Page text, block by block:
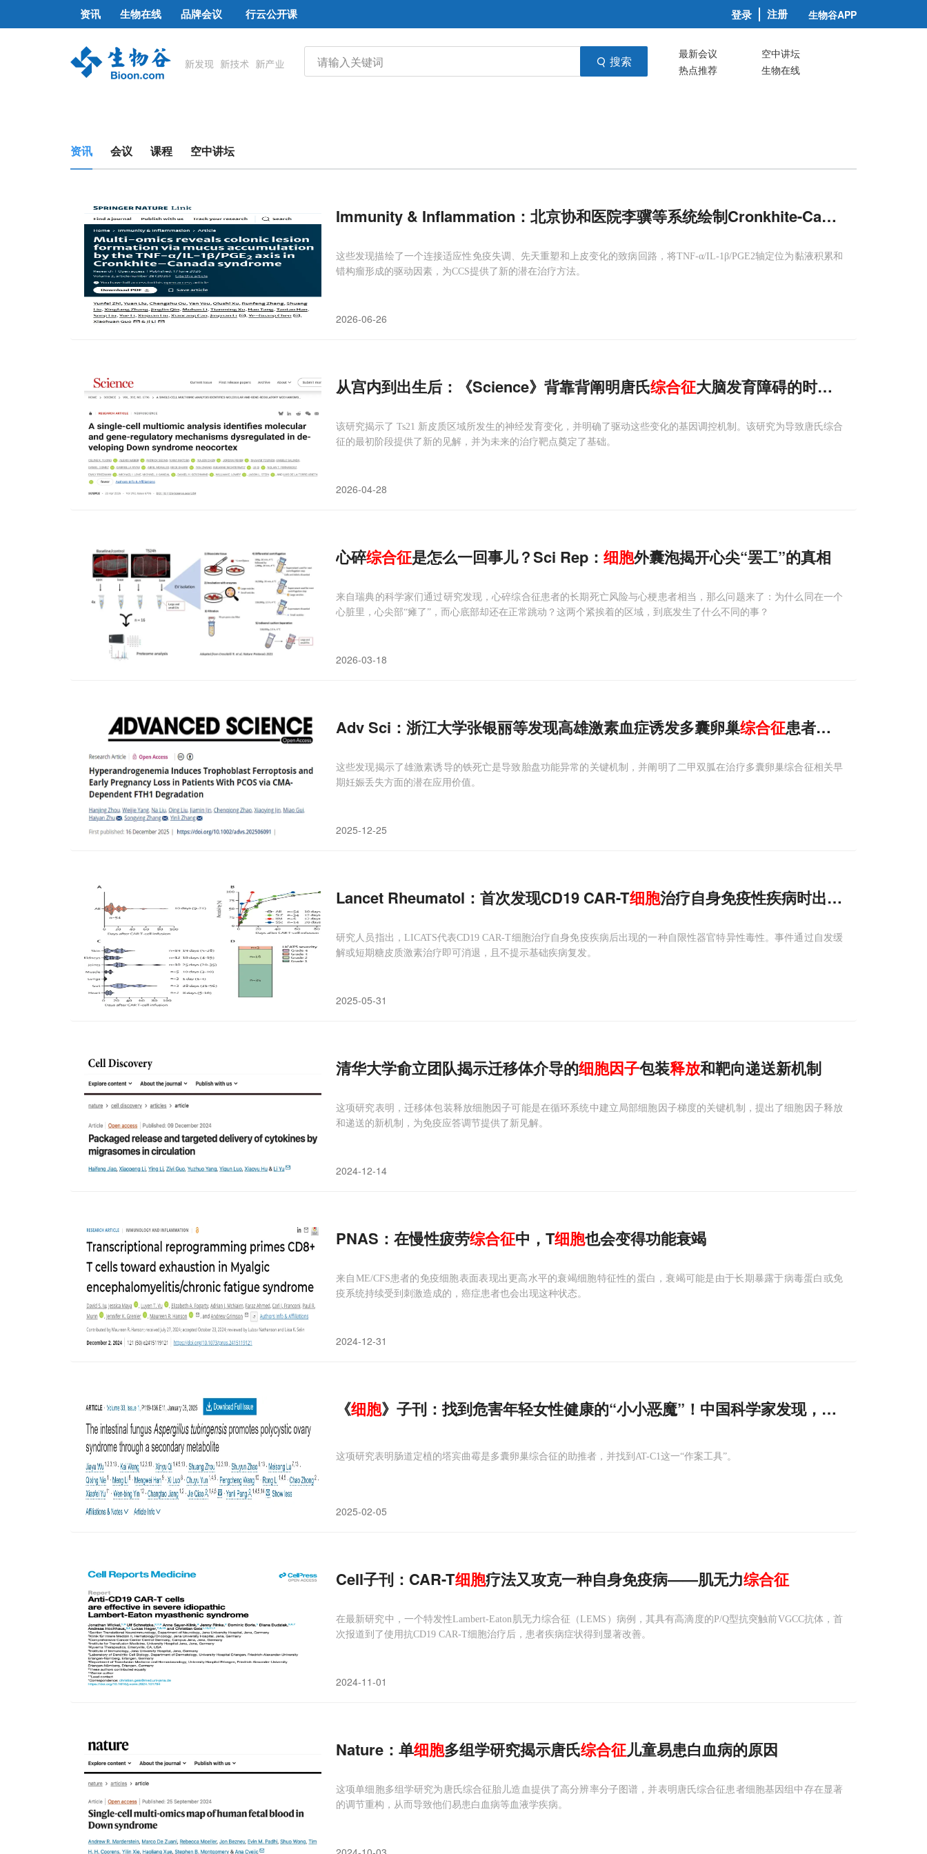
资讯 生物在线 品牌会议 行云公开课 登录 注册 生物谷APP
搜索 最新会议
空中讲坛
热点推荐
生物在线
资讯 会议 课程 空中讲坛
Immunity & Inflammation：北京协和医院李骥等系统绘制Cronkhite-Canada
这些发现描绘了一个连接适应性免疫失调、先天重塑和上皮变化的致病回路，将TNF-α/IL-1β/PGE2轴定位为黏液积累和
错构瘤形成的驱动因素，为CCS提供了新的潜在治疗方法。
2026-06-26
从宫内到出生后：《Science》背靠背阐明唐氏综合征大脑发育障碍的时序性分子与
该研究揭示了 Ts21 新皮质区域所发生的神经发育变化，并明确了驱动这些变化的基因调控机制。该研究为导致唐氏综合
征的最初阶段提供了新的见解，并为未来的治疗靶点奠定了基础。
2026-04-28
心碎综合征是怎么一回事儿？Sci Rep： 细胞外囊泡揭开心尖“罢工”的真相
来自瑞典的科学家们通过研究发现，心碎综合征患者的长期死亡风险与心梗患者相当，那么问题来了：为什么同在一个
心脏里，心尖部“瘫了”，而心底部却还在正常跳动？这两个紧挨着的区域，到底发生了什么不同的事？
2026-03-18
Adv Sci：浙江大学张银丽等发现高雄激素血症诱发多囊卵巢综合征患者的营养层
这些发现揭示了雄激素诱导的铁死亡是导致胎盘功能异常的关键机制，并阐明了二甲双胍在治疗多囊卵巢综合征相关早
期妊娠丢失方面的潜在应用价值。
2025-12-25
Lancet Rheumatol：首次发现CD19 CAR-T细胞治疗自身免疫性疾病时出现局部免疫效
研究人员指出，LICATS代表CD19 CAR-T细胞治疗自身免疫疾病后出现的一种自限性器官特异性毒性。事件通过自发缓
解或短期糖皮质激素治疗即可消退，且不提示基础疾病复发。
2025-05-31
清华大学俞立团队揭示迁移体介导的细胞因子包装释放和靶向递送新机制
这项研究表明，迁移体包装释放细胞因子可能是在循环系统中建立局部细胞因子梯度的关键机制，提出了细胞因子释放
和递送的新机制，为免疫应答调节提供了新见解。
2024-12-14
PNAS：在慢性疲劳综合征中，T细胞也会变得功能衰竭
来自ME/CFS患者的免疫细胞表面表现出更高水平的衰竭细胞特征性的蛋白，衰竭可能是由于长期暴露于病毒蛋白或免
疫系统持续受到刺激造成的，癌症患者也会出现这种状态。
2024-12-31
《细胞》子刊：找到危害年轻女性健康的“小小恶魔”！中国科学家发现，肠道里有种真
这项研究表明肠道定植的塔宾曲霉是多囊卵巢综合征的助推者，并找到AT-C1这一“作案工具”。
2025-02-05
Cell子刊：CAR-T细胞疗法又攻克一种自身免疫病——肌无力综合征
在最新研究中，一个特发性Lambert-Eaton肌无力综合征（LEMS）病例，其具有高滴度的P/Q型抗突触前VGCC抗体，首
次报道到了使用抗CD19 CAR-T细胞治疗后，患者疾病症状得到显著改善。
2024-11-01
Nature：单细胞多组学研究揭示唐氏综合征儿童易患白血病的原因
这项单细胞多组学研究为唐氏综合征胎儿造血提供了高分辨率分子图谱，并表明唐氏综合征患者细胞基因组中存在显著
的调节重构，从而导致他们易患白血病等血液学疾病。